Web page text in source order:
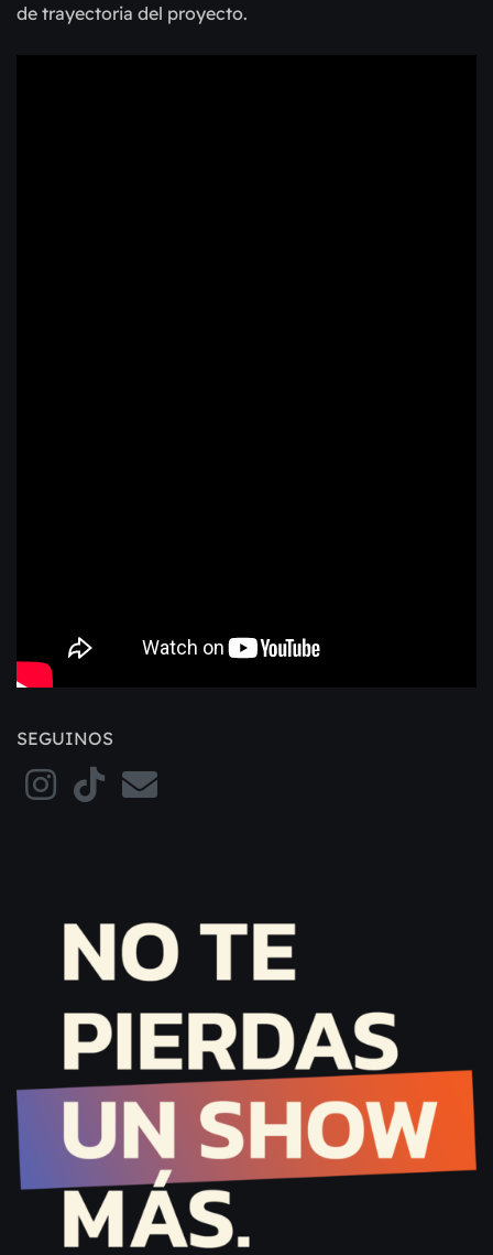
de trayectoria del proyecto.
SEGUINOS